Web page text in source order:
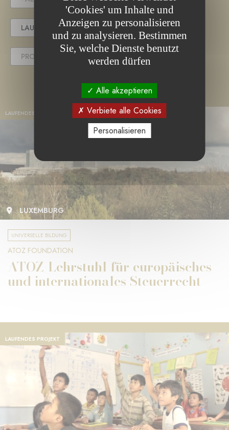
LAUFENDES PROJEKT
PROJEKT ABGESCHLOSSEN
LAUFENDES PROJEKT
LUXEMBURG
UNIVERSELLE BILDUNG
ATOZ FOUNDATION
ATOZ-Lehrstuhl für europäisches
und internationales Steuerrecht
LAUFENDES PROJEKT
'Cookies' um Inhalte und
Anzeigen zu personalisieren
und zu analysieren. Bestimmen
Sie, welche Dienste benutzt
werden dürfen
Alle akzeptieren
Verbiete alle Cookies
Personalisieren